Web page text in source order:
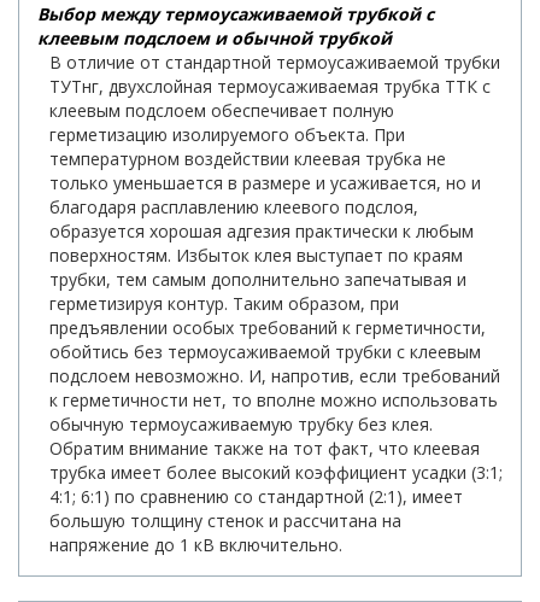
Выбор между термоусаживаемой трубкой с
клеевым подслоем и обычной трубкой
В отличие от стандартной термоусаживаемой трубки
ТУТнг, двухслойная термоусаживаемая трубка ТТК с
клеевым подслоем обеспечивает полную
герметизацию изолируемого объекта. При
температурном воздействии клеевая трубка не
только уменьшается в размере и усаживается, но и
благодаря расплавлению клеевого подслоя,
образуется хорошая адгезия практически к любым
поверхностям. Избыток клея выступает по краям
трубки, тем самым дополнительно запечатывая и
герметизируя контур. Таким образом, при
предъявлении особых требований к герметичности,
обойтись без термоусаживаемой трубки с клеевым
подслоем невозможно. И, напротив, если требований
к герметичности нет, то вполне можно использовать
обычную термоусаживаемую трубку без клея.
Обратим внимание также на тот факт, что клеевая
трубка имеет более высокий коэффициент усадки (3:1;
4:1; 6:1) по сравнению со стандартной (2:1), имеет
большую толщину стенок и рассчитана на
напряжение до 1 кВ включительно.